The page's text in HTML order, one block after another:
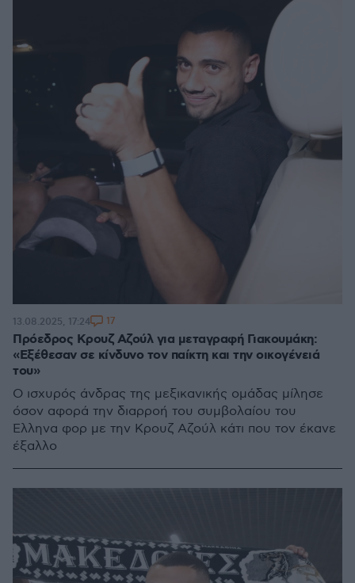
Πρόεδρος Κρουζ Αζούλ για μεταγραφή Γιακουμάκη:
«Εξέθεσαν σε κίνδυνο τον παίκτη και την οικογένειά
του»
Ο ισχυρός άνδρας της μεξικανικής ομάδας μίλησε
όσον αφορά την διαρροή του συμβολαίου του
Έλληνα φορ με την Κρουζ Αζούλ κάτι που τον έκανε
έξαλλο
13.08.2025, 17:24 17